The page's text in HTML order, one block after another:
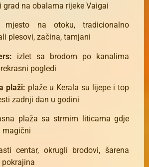
grad na obalama rijeke Vaigai
na otoku, tradicionalno
plesovi, začina, tamjani
izlet sa brodom po kanalima
pogledi
plaži: plaže u Kerala su lijepe i top
zadnji dan u godini
plaža sa strmim liticama gdje
magični
centar, okrugli brodovi, šarena